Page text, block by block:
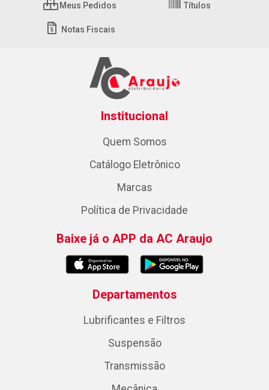
Meus Pedidos Títulos
Notas Fiscais
Institucional
Quem Somos
Catálogo Eletrônico
Marcas
Política de Privacidade
Baixe já o APP da AC Araujo
Departamentos
Lubrificantes e Filtros
Suspensão
Transmissão